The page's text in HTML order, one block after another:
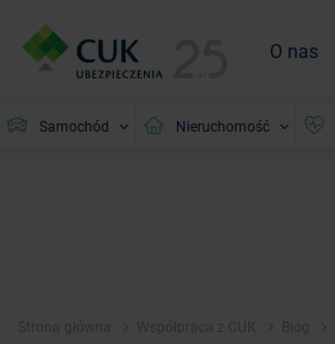
O nas
Samochód Nieruchomość